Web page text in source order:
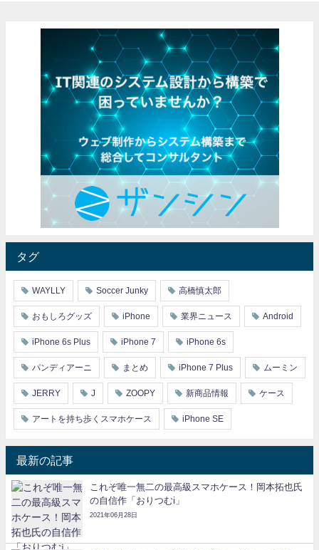
タグ
WAYLLY Soccer Junky 高橋慎太郎
おもしろグッズ iPhone 業界ニュース Android
iPhone 6s Plus iPhone 7 iPhone 6s
パンディアーニ まとめ iPhone 7 Plus ムーミン
JERRY J ZOOPY 新商品情報 ケース
アートを持ち歩くスマホケース iPhone SE
最新の記事
これぞ唯一無二の最高級スマホケース！岡本拓也氏
の自信作「おりつむi」
2021年06月28日